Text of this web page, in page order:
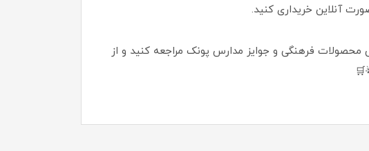
آنلاین خریداری کنید.
به وب‌سایت پخش محصولات فرهنگی و جوایز مدارس پونک مراجعه کنید و از